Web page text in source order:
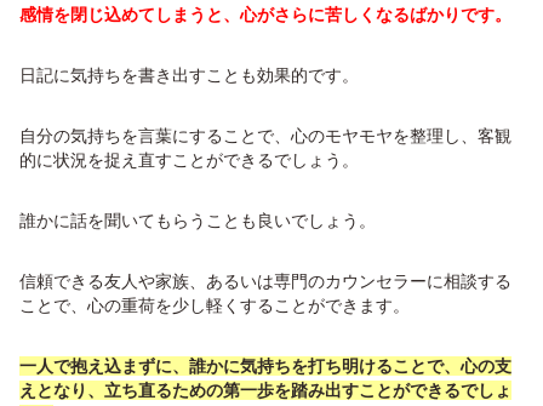
感情を閉じ込めてしまうと、心がさらに苦しくなるばかりです。
日記に気持ちを書き出すことも効果的です。
自分の気持ちを言葉にすることで、心のモヤモヤを整理し、客観
的に状況を捉え直すことができるでしょう。
誰かに話を聞いてもらうことも良いでしょう。
信頼できる友人や家族、あるいは専門のカウンセラーに相談する
ことで、心の重荷を少し軽くすることができます。
一人で抱え込まずに、誰かに気持ちを打ち明けることで、心の支
えとなり、立ち直るための第一歩を踏み出すことができるでしょ